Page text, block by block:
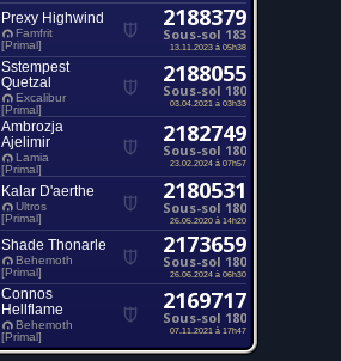
Prexy Highwind
Famfrit
[Primal]
2188379
Sous-sol 183
13.11.2023 à 05h38
Sstempest
Quetzal
Excalibur
[Primal]
2188055
Sous-sol 180
03.04.2021 à 03h33
Ambrozja
Ajelimir
Lamia
[Primal]
2182749
Sous-sol 180
23.02.2024 à 07h57
Kalar D'aerthe
Ultros
[Primal]
2180531
Sous-sol 180
26.05.2020 à 14h20
Shade Thonarle
Behemoth
[Primal]
2173659
Sous-sol 180
26.06.2024 à 06h30
Connos
Hellflame
Behemoth
[Primal]
2169717
Sous-sol 180
07.11.2021 à 17h47